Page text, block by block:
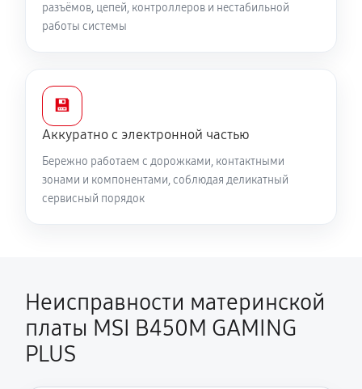
разъёмов, цепей, контроллеров и нестабильной
работы системы
💾
Аккуратно с электронной частью
Бережно работаем с дорожками, контактными
зонами и компонентами, соблюдая деликатный
сервисный порядок
Неисправности материнской
платы MSI B450M GAMING
PLUS